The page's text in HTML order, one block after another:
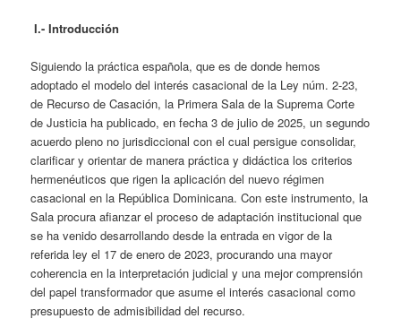
I.- Introducción
Siguiendo la práctica española, que es de donde hemos
adoptado el modelo del interés casacional de la Ley núm. 2-23,
de Recurso de Casación, la Primera Sala de la Suprema Corte
de Justicia ha publicado, en fecha 3 de julio de 2025, un segundo
acuerdo pleno no jurisdiccional con el cual persigue consolidar,
clarificar y orientar de manera práctica y didáctica los criterios
hermenéuticos que rigen la aplicación del nuevo régimen
casacional en la República Dominicana. Con este instrumento, la
Sala procura afianzar el proceso de adaptación institucional que
se ha venido desarrollando desde la entrada en vigor de la
referida ley el 17 de enero de 2023, procurando una mayor
coherencia en la interpretación judicial y una mejor comprensión
del papel transformador que asume el interés casacional como
presupuesto de admisibilidad del recurso.